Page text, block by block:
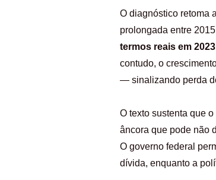
O diagnóstico retoma
prolongada entre
termos reais em 2023
contudo, o
— sinalizando perda
O texto sustenta que
âncora que pode não
O governo federal
dívida, enquanto a